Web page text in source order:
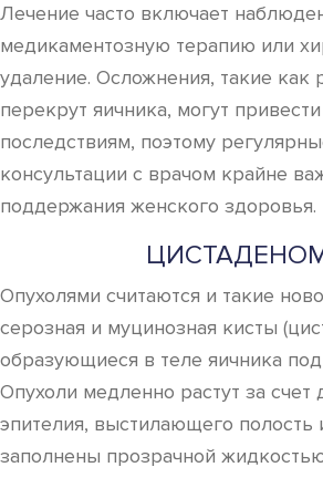
Лечение часто включает
медикаментозную терапию или
удаление. Осложнения, такие как
перекрут яичника, могут
последствиям, поэтому
консультации с врачом крайне
поддержания женского здоровья.
Опухолями считаются и такие
серозная и муцинозная кисты
образующиеся в теле яичника
Опухоли медленно растут за счет
эпителия, выстилающего полость
заполнены прозрачной